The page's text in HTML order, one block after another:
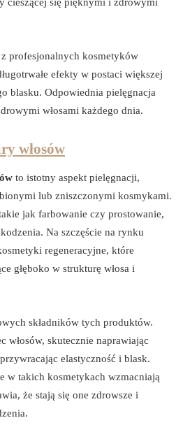
profesjonalnych kosmetyków
efekty w postaci większej
blasku. Odpowiednia pielęgnacja
włosami każdego dnia.
włosów
to istotny aspekt pielęgnacji,
lub zniszczonymi kosmykami.
jak farbowanie czy prostowanie,
Na szczęście na rynku
regeneracyjne, które
głęboko w strukturę włosa i
składników tych produktów.
włosów, skutecznie naprawiając
elastyczność i blask.
w takich kosmetykach wzmacniają
że stają się one zdrowsze i